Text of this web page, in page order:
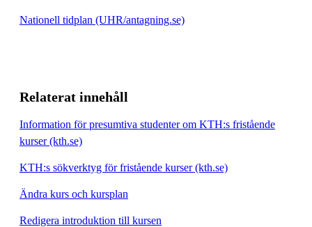
Nationell tidplan (UHR/antagning.se)
Relaterat innehåll
Information för presumtiva studenter om KTH:s fristående
kurser (kth.se)
KTH:s sökverktyg för fristående kurser (kth.se)
Ändra kurs och kursplan
Redigera introduktion till kursen